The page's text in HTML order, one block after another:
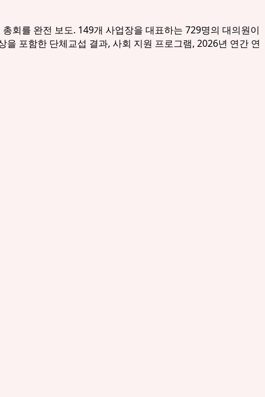
회를 완전 보도. 149개 사업장을 대표하는 729명의 대의원이
포함한 단체교섭 결과, 사회 지원 프로그램, 2026년 연간 연